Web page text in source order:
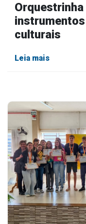
culturais
Leia mais